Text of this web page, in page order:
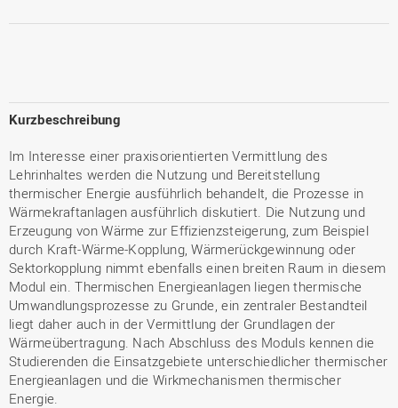
Kurzbeschreibung
Im Interesse einer praxisorientierten Vermittlung des
Lehrinhaltes werden die Nutzung und Bereitstellung
thermischer Energie ausführlich behandelt, die Prozesse in
Wärmekraftanlagen ausführlich diskutiert. Die Nutzung und
Erzeugung von Wärme zur Effizienzsteigerung, zum Beispiel
durch Kraft-Wärme-Kopplung, Wärmerückgewinnung oder
Sektorkopplung nimmt ebenfalls einen breiten Raum in diesem
Modul ein. Thermischen Energieanlagen liegen thermische
Umwandlungsprozesse zu Grunde, ein zentraler Bestandteil
liegt daher auch in der Vermittlung der Grundlagen der
Wärmeübertragung. Nach Abschluss des Moduls kennen die
Studierenden die Einsatzgebiete unterschiedlicher thermischer
Energieanlagen und die Wirkmechanismen thermischer
Energie.